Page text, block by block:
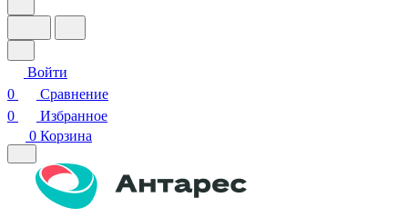
Войти
0
Сравнение
0
Избранное
0 Корзина